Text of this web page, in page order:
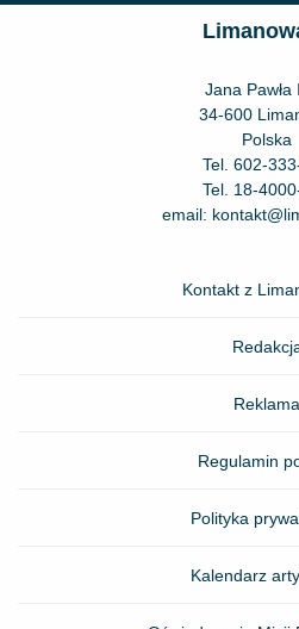
Jana Pawła
34-600
Polska
Tel. 602-
Tel. 18-
email:
Kontakt z
Reklama
Regulamin
Polityka
Kalendarz